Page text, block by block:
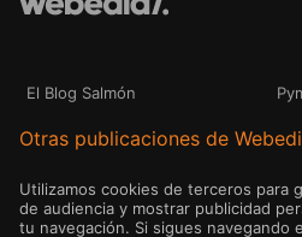
El Blog Salmón
Otras publicaciones de
Utilizamos cookies de terceros para
de audiencia y mostrar publicidad
tu navegación. Si sigues navegando